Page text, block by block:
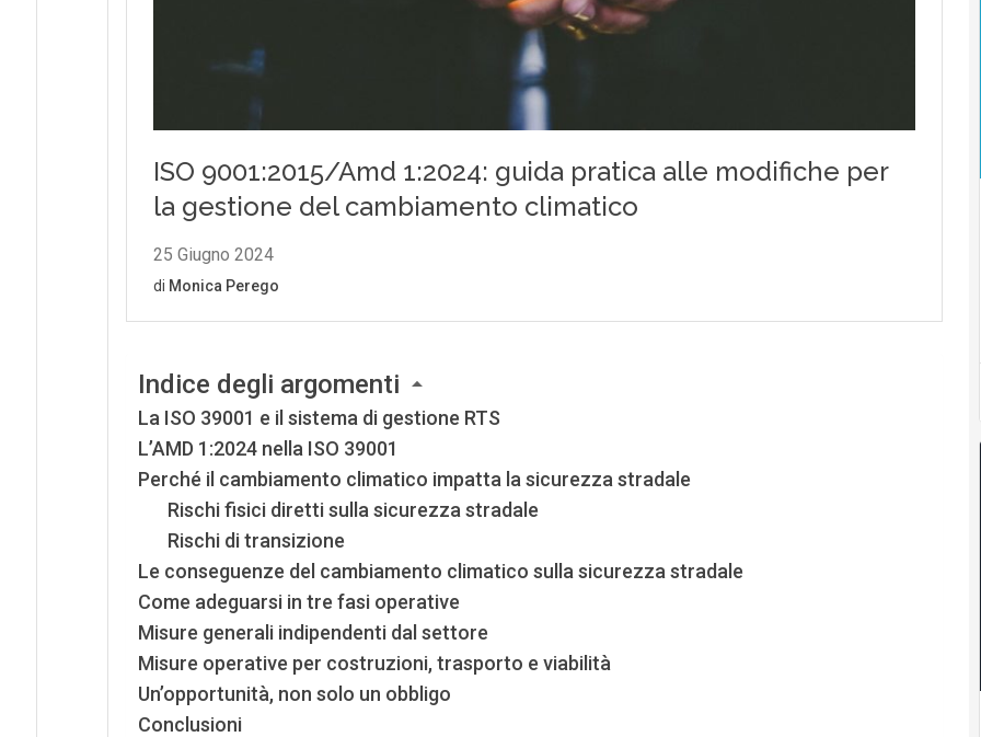
Indice degli argomenti
La ISO 39001 e il sistema di gestione RTS
L’AMD 1:2024 nella ISO 39001
Perché il cambiamento climatico impatta la sicurezza stradale
Rischi fisici diretti sulla sicurezza stradale
Rischi di transizione
Le conseguenze del cambiamento climatico sulla sicurezza stradale
Come adeguarsi in tre fasi operative
Misure generali indipendenti dal settore
Misure operative per costruzioni, trasporto e viabilità
Un’opportunità, non solo un obbligo
Conclusioni